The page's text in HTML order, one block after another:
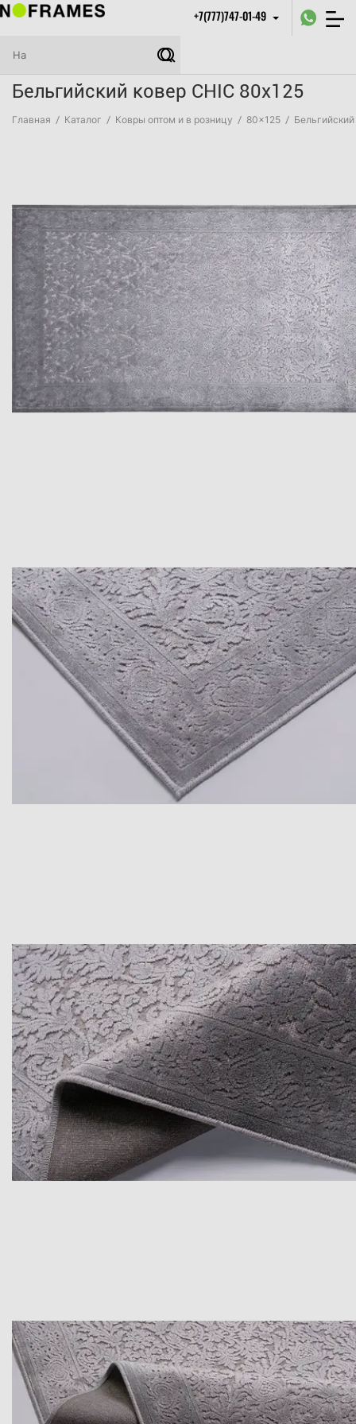
+7(777)747-01-49
Бельгийский ковер CHIC 80x125
Главная / Каталог / Ковры оптом и в розницу / 80x125 /